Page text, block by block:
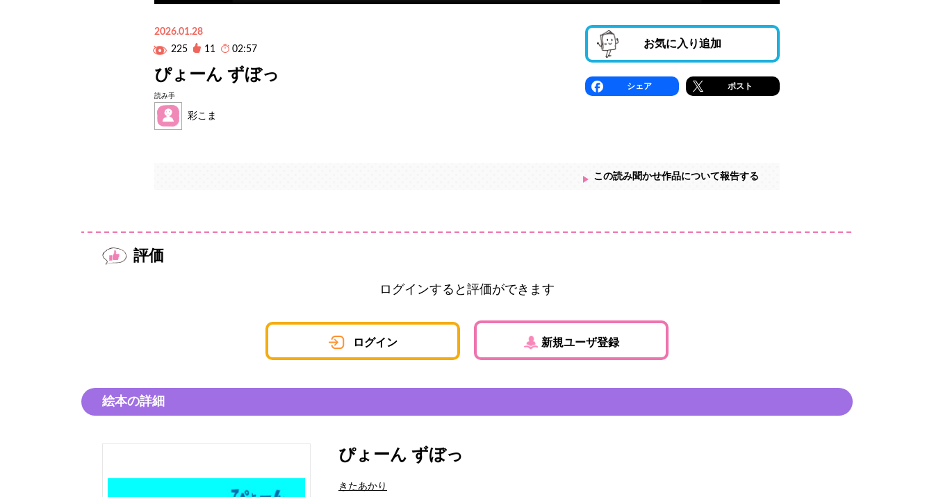
2026.01.28
225
11 02:57
ぴょーん ずぼっ
読み手
彩こま
お気に入り追加
シェア ポスト
この読み聞かせ作品について報告する
評価
ログインすると評価ができます
ログイン 新規ユーザ登録
絵本の詳細
ぴょーん ずぼっ
きたあかり